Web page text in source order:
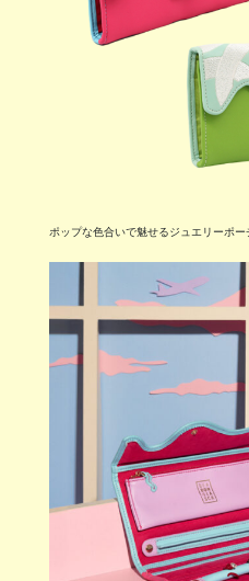
ポップな色合いで魅せるジュエリーポー